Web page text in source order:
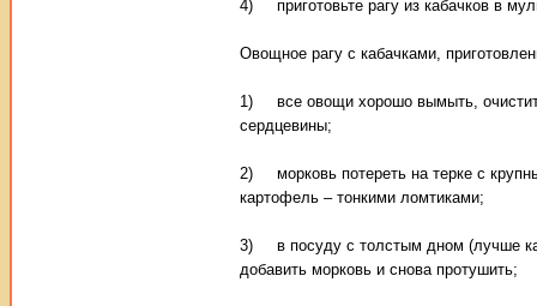
4) приготовьте рагу из кабачков в
Овощное рагу с кабачками,
1) все овощи хорошо вымыть,
сердцевины;
2) морковь потереть на терке с
картофель – тонкими ломтиками;
3) в посуду с толстым дном (лучше
добавить морковь и снова протушить;